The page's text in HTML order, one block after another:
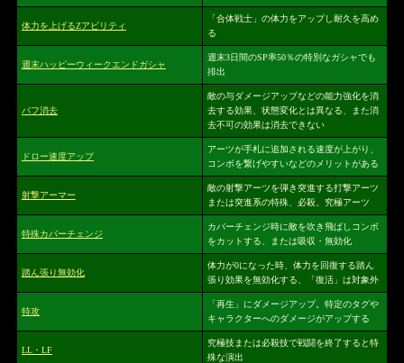
体力を上げるZアビリティ
「合体戦士」の体力をアップし耐久を高め
る
週末ハッピーウィークエンドガシャ
週末3日間のSP率50％の特別なガシャでも
排出
バフ消去
敵の与ダメージアップなどの能力強化を消
去する効果、状態変化とは異なる、また消
去不可の効果は消去できない
ドロー速度アップ
アーツが手札に追加される速度が上がり、
コンボを繋げやすいなどのメリットがある
射撃アーマー
敵の射撃アーツを弾き突進する打撃アーツ
または突進系の特殊、必殺、究極アーツ
特殊カバーチェンジ
カバーチェンジ時に敵を吹き飛ばしコンボ
をカットする、または吸収・無効化
踏ん張り無効化
体力が0になった時、体力を回復する踏ん
張り効果を無効化する、「復活」は対象外
特攻
「再生」にダメージアップ。特定のタグや
キャラクターへのダメージがアップする
LL・LF
究極技または必殺技で戦闘を終了すると特
殊な演出